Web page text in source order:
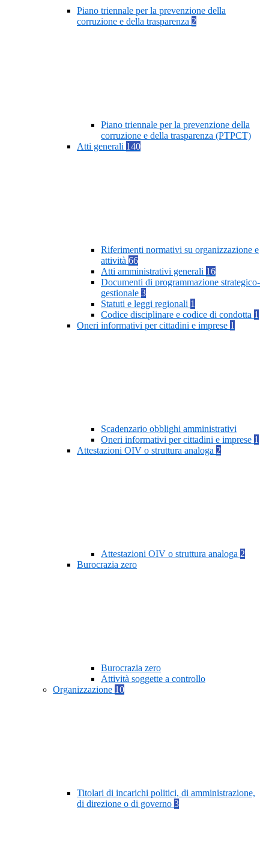
Piano triennale per la prevenzione della
corruzione e della trasparenza 2
Piano triennale per la prevenzione della
corruzione e della trasparenza (PTPCT)
Atti generali 140
Riferimenti normativi su organizzazione e
attività 66
Atti amministrativi generali 16
Documenti di programmazione strategico-
gestionale 3
Statuti e leggi regionali 1
Codice disciplinare e codice di condotta 1
Oneri informativi per cittadini e imprese 1
Scadenzario obblighi amministrativi
Oneri informativi per cittadini e imprese 1
Attestazioni OIV o struttura analoga 2
Attestazioni OIV o struttura analoga 2
Burocrazia zero
Burocrazia zero
Attività soggette a controllo
Organizzazione 10
Titolari di incarichi politici, di amministrazione,
di direzione o di governo 3